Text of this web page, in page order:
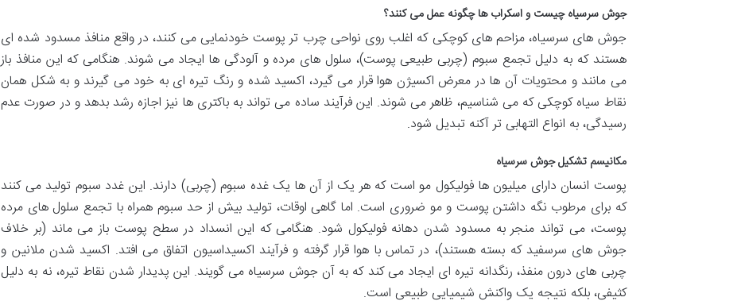
جوش سرسیاه چیست و اسکراب ها چگونه عمل می کنند؟
جوش های سرسیاه، مزاحم های کوچکی که اغلب روی نواحی چرب تر پوست خودنمایی می کنند، در واقع منافذ مسدود شده ای
هستند که به دلیل تجمع سبوم (چربی طبیعی پوست)، سلول های مرده و آلودگی ها ایجاد می شوند. هنگامی که این منافذ باز
می مانند و محتویات آن ها در معرض اکسیژن هوا قرار می گیرد، اکسید شده و رنگ تیره ای به خود می گیرند و به شکل همان
نقاط سیاه کوچکی که می شناسیم، ظاهر می شوند. این فرآیند ساده می تواند به باکتری ها نیز اجازه رشد بدهد و در صورت عدم
رسیدگی، به انواع التهابی تر آکنه تبدیل شود.
مکانیسم تشکیل جوش سرسیاه
پوست انسان دارای میلیون ها فولیکول مو است که هر یک از آن ها یک غده سبوم (چربی) دارند. این غدد سبوم تولید می کنند
که برای مرطوب نگه داشتن پوست و مو ضروری است. اما گاهی اوقات، تولید بیش از حد سبوم همراه با تجمع سلول های مرده
پوست، می تواند منجر به مسدود شدن دهانه فولیکول شود. هنگامی که این انسداد در سطح پوست باز می ماند (بر خلاف
جوش های سرسفید که بسته هستند)، در تماس با هوا قرار گرفته و فرآیند اکسیداسیون اتفاق می افتد. اکسید شدن ملانین و
چربی های درون منفذ، رنگدانه تیره ای ایجاد می کند که به آن جوش سرسیاه می گویند. این پدیدار شدن نقاط تیره، نه به دلیل
کثیفی، بلکه نتیجه یک واکنش شیمیایی طبیعی است.